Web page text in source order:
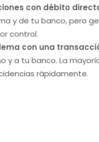
con débito
y de tu banco, pero
control.
con una
y a tu banco. La
rápidamente.